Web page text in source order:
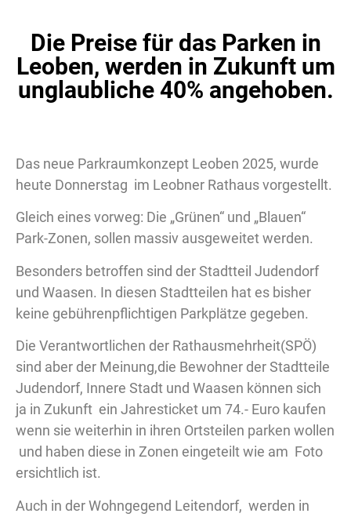
Die Preise für das Parken in
Leoben, werden in Zukunft um
unglaubliche 40% angehoben.
Das neue Parkraumkonzept Leoben 2025, wurde
heute Donnerstag im Leobner Rathaus vorgestellt.
Gleich eines vorweg: Die „Grünen“ und „Blauen“
Park-Zonen, sollen massiv ausgeweitet werden.
Besonders betroffen sind der Stadtteil Judendorf
und Waasen. In diesen Stadtteilen hat es bisher
keine gebührenpflichtigen Parkplätze gegeben.
Die Verantwortlichen der Rathausmehrheit(SPÖ)
sind aber der Meinung,die Bewohner der Stadtteile
Judendorf, Innere Stadt und Waasen können sich
ja in Zukunft ein Jahresticket um 74.- Euro kaufen
wenn sie weiterhin in ihren Ortsteilen parken wollen
und haben diese in Zonen eingeteilt wie am Foto
ersichtlich ist.
Auch in der Wohngegend Leitendorf, werden in